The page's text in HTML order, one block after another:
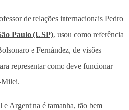
de relações internacionais Pedro
Paulo (USP), usou como referência
e Fernández, de visões
representar como deve funcionar
Milei.
e Argentina é tamanha, tão bem